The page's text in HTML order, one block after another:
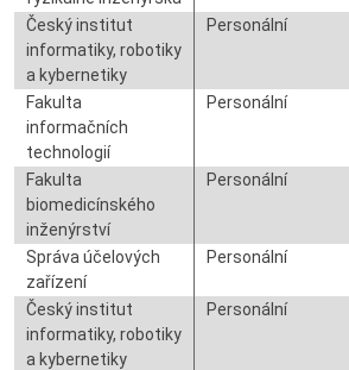
Český institut
informatiky, robotiky
a kybernetiky
Personální
Fakulta
informačních
technologií
Personální
Fakulta
biomedicínského
inženýrství
Personální
Správa účelových
zařízení
Personální
Český institut
informatiky, robotiky
a kybernetiky
Personální